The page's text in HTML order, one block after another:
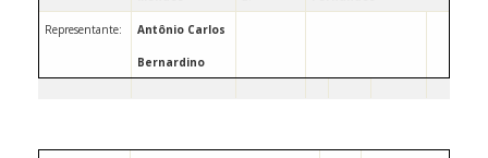
Representante: Antônio Carlos
Bernardino